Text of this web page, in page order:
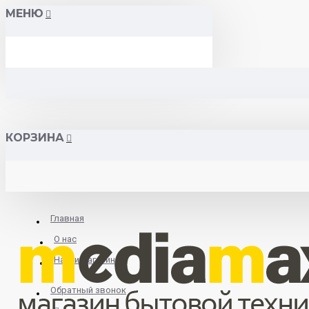
МЕНЮ
КОРЗИНА
Главная
О нас
Найти магазин
Обратный звонок